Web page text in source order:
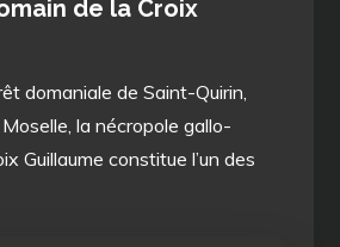
de la Croix
domaniale de Saint-Quirin,
la nécropole gallo-
Guillaume constitue l’un des